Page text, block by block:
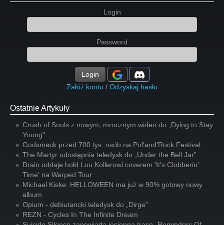
Login
Password
Login
Załóż konto / Odzyskaj hasło
Ostatnie Artykuły
Crush of Souls z nowym, mrocznym wideo do „Dying to Stay
Young”
Godsmack przed 700 tys. osób na Pol'and'Rock Festival
The Martyr udostępnia teledysk do „Under the Bell Jar”
Drain oddaje hołd Lou Kollerowi coverem 'It's Clobberin'
Time' na Warped Tour
Michael Kiske: HELLOWEEN ma już w 90% gotowy nowy
album
Opium - debiutancki teledysk do „Dirge”
REZN - Cycles In The Infinite Dream